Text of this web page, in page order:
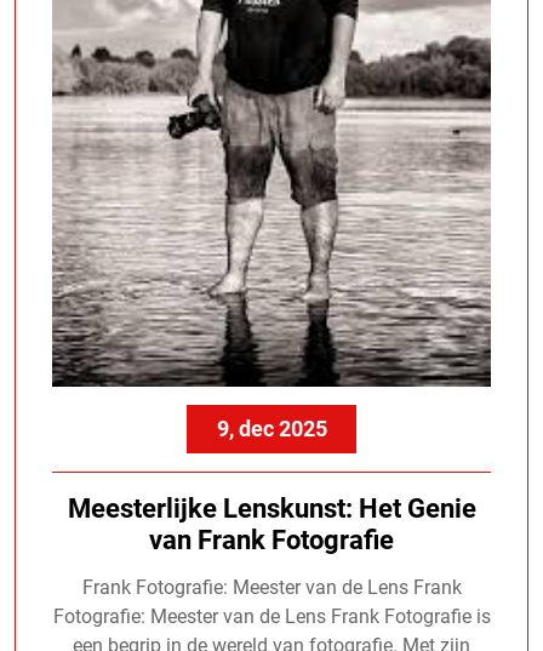
9, dec 2025
Meesterlijke Lenskunst: Het Genie
van Frank Fotografie
Frank Fotografie: Meester van de Lens Frank
Fotografie: Meester van de Lens Frank Fotografie is
een begrip in de wereld van fotografie. Met zijn